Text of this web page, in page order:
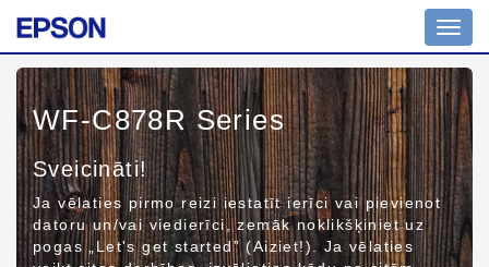
WF-C878R Series
Sveicināti!
Ja vēlaties pirmo reizi iestatīt ierīci vai pievienot
datoru un/vai viedierīci, zemāk noklikšķiniet uz
pogas „Let's get started” (Aiziet!). Ja vēlaties